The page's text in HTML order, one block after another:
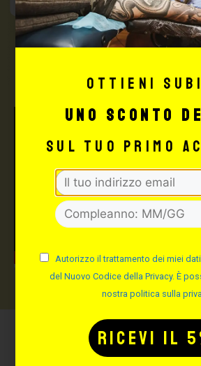
Tattoo
Potrebbe
Ottieni
uno sconto
sul tuo primo
Autorizzo il trattamento dei miei
del Nuovo Codice della Privacy. È
nostra politica sulla